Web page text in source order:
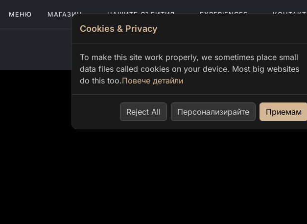
МЕНЮ МАГАЗИН НАШИТЕ СЪБИТИЯ EXPERIENCES КОНТАКТ
Cookies & Privacy
To make this site work properly, we sometimes place small
data files called cookies on your device. Most big websites
do this too.Повече детайли
Reject All Персонализирайте Приемам